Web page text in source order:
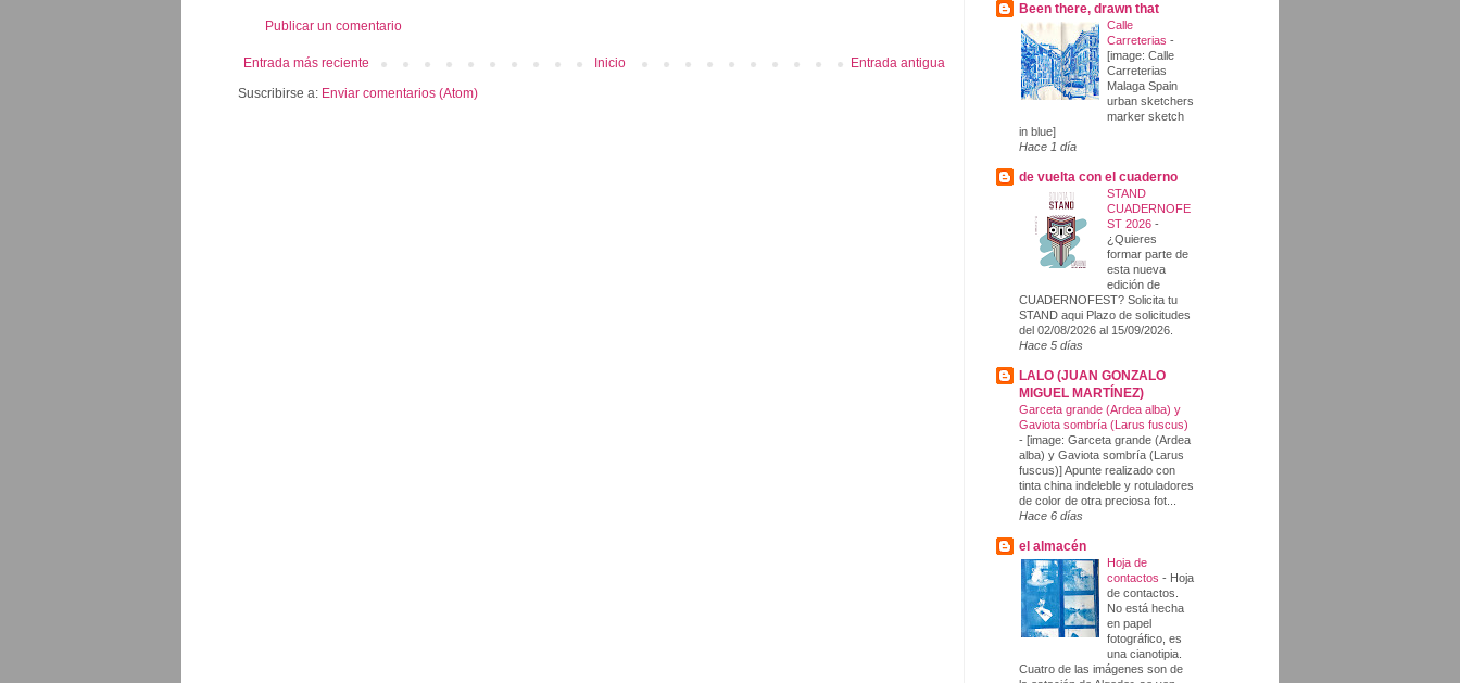
Publicar un comentario
Entrada más reciente Entrada antigua
Inicio
Suscribirse a: Enviar comentarios (Atom)
Been there, drawn that
Calle
Carreterias -
[image: Calle
Carreterias
Malaga Spain
urban sketchers
marker sketch
in blue]
Hace 1 día
de vuelta con el cuaderno
STAND
CUADERNOFE
ST 2026 -
¿Quieres
formar parte de
esta nueva
edición de
CUADERNOFEST? Solicita tu
STAND aqui Plazo de solicitudes
del 02/08/2026 al 15/09/2026.
Hace 5 días
LALO (JUAN GONZALO
MIGUEL MARTÍNEZ)
Garceta grande (Ardea alba) y
Gaviota sombría (Larus fuscus)
- [image: Garceta grande (Ardea
alba) y Gaviota sombría (Larus
fuscus)] Apunte realizado con
tinta china indeleble y rotuladores
de color de otra preciosa fot...
Hace 6 días
el almacén
Hoja de
contactos - Hoja
de contactos.
No está hecha
en papel
fotográfico, es
una cianotipia.
Cuatro de las imágenes son de